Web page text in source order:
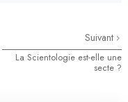
Suivant
La Scientologie est-elle une
secte ?